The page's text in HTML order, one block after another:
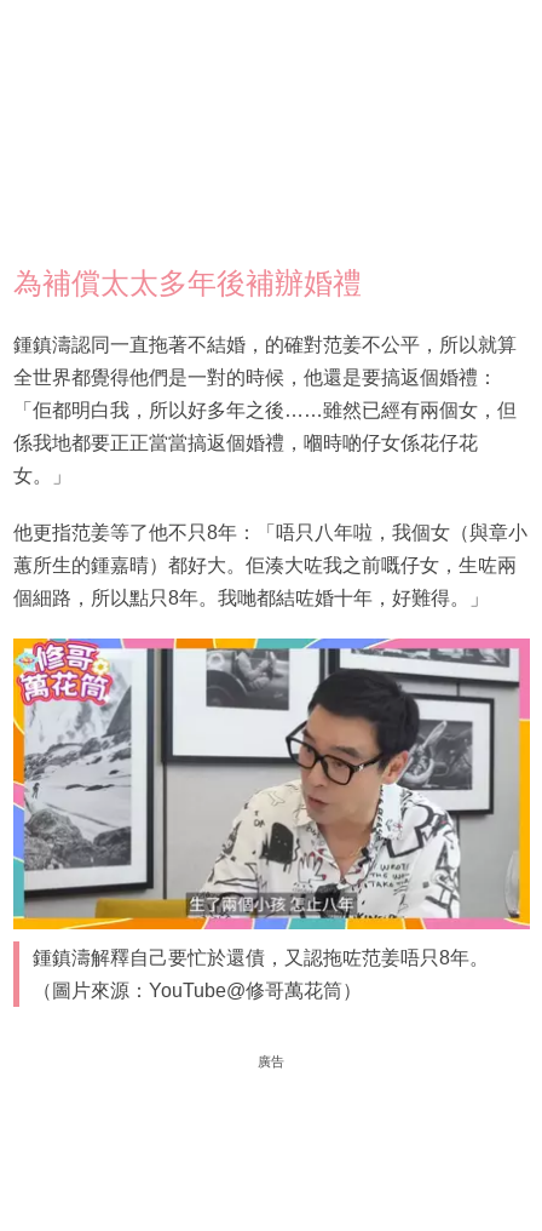
為補償太太多年後補辦婚禮
鍾鎮濤認同一直拖著不結婚，的確對范姜不公平，所以就算
全世界都覺得他們是一對的時候，他還是要搞返個婚禮：
「佢都明白我，所以好多年之後……雖然已經有兩個女，但
係我地都要正正當當搞返個婚禮，嗰時啲仔女係花仔花
女。」
他更指范姜等了他不只8年：「唔只八年啦，我個女（與章小
蕙所生的鍾嘉晴）都好大。佢湊大咗我之前嘅仔女，生咗兩
個細路，所以點只8年。我哋都結咗婚十年，好難得。」
鍾鎮濤解釋自己要忙於還債，又認拖咗范姜唔只8年。
（圖片來源：YouTube@修哥萬花筒）
廣告